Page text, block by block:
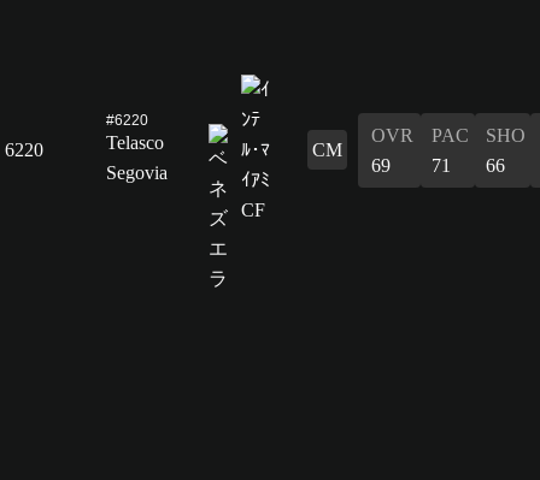
6220
#6220
Telasco
Segovia
CM
OVR
69
PAC
71
SHO
66